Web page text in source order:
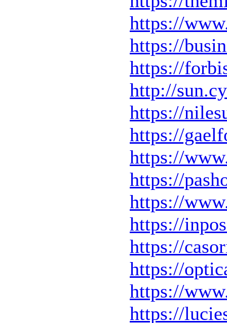
https://
https://
https://
http://
https://
https://
https://
https://
https://
https://
https://
https://
https://
https://